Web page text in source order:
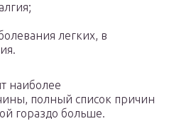
легких, в
наиболее
полный список причин
гораздо больше.